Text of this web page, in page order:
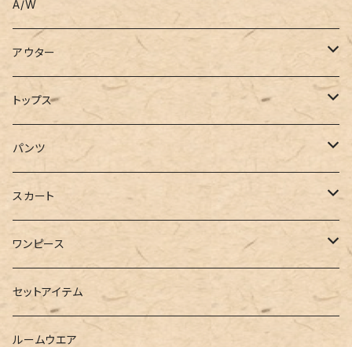
A/W
アウター
コート
ジャケット
ブルゾン
ロングシャツ
ダウンジャケット
ベスト
トップス
Tシャツ
カットソー
半袖
スウェット・パーカー
ニット
シャツ
パンツ
デニム
スキニー
ショートパンツ
ハーフパンツ
スカート
ロング
ミニ
その他
ワンピース
シャツワンピース
スウェットワンピース
セットアイテム
ルームウエア